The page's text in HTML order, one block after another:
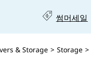
썸머세일
& Storage > Storage >